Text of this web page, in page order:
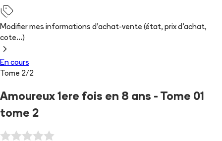
Modifier mes informations d'achat-vente (état, prix d'achat,
cote...)
En cours
Tome 2/2
Amoureux 1ere fois en 8 ans - Tome 01
tome 2